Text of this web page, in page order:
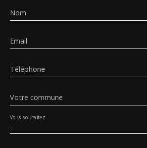
Nom
Email
Téléphone
Votre commune
-
Vous souhaitez